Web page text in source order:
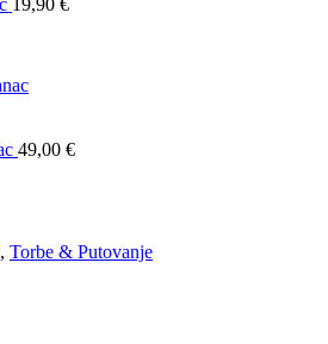
19,90 €
49,00 €
, Torbe & Putovanje